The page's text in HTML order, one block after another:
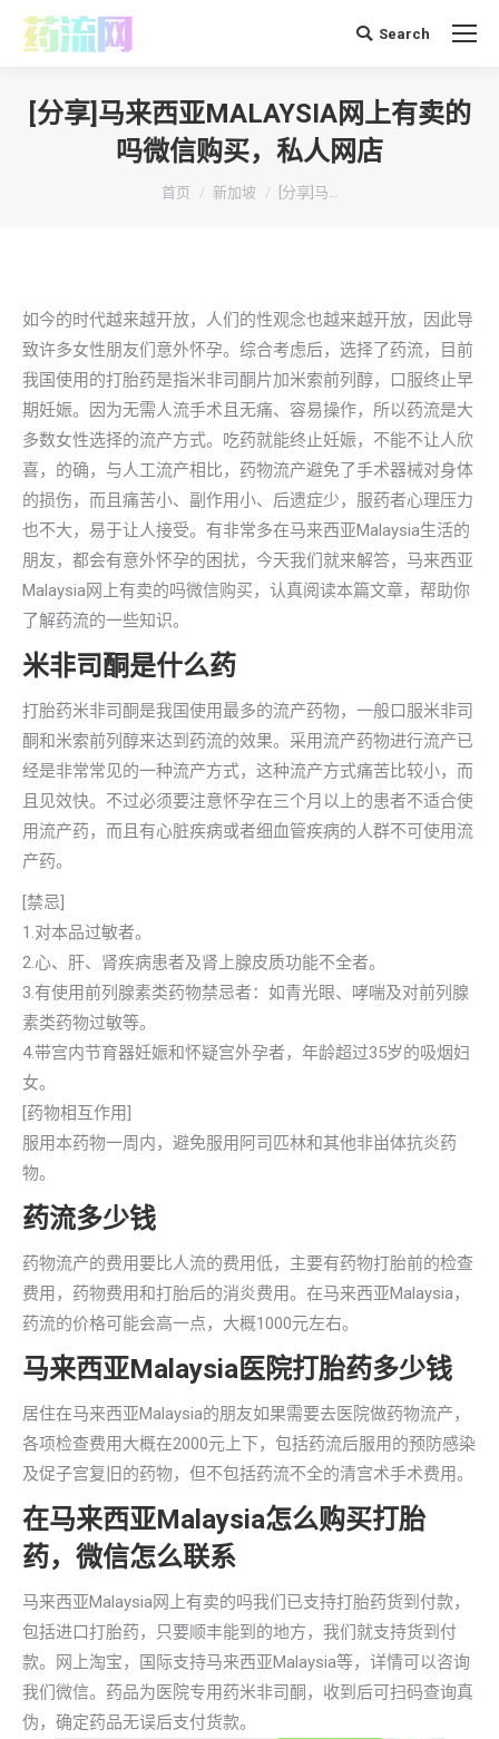
搜 Search
[分享]马来西亚MALAYSIA网上有卖的
吗微信购买，私人网店
你在这里：
首页 新加坡 [分享]马…
如今的时代越来越开放，人们的性观念也越来越开放，因此导
致许多女性朋友们意外怀孕。综合考虑后，选择了药流，目前
我国使用的打胎药是指米非司酮片加米索前列醇，口服终止早
期妊娠。因为无需人流手术且无痛、容易操作，所以药流是大
多数女性选择的流产方式。吃药就能终止妊娠，不能不让人欣
喜，的确，与人工流产相比，药物流产避免了手术器械对身体
的损伤，而且痛苦小、副作用小、后遗症少，服药者心理压力
也不大，易于让人接受。有非常多在马来西亚Malaysia生活的
朋友，都会有意外怀孕的困扰，今天我们就来解答，马来西亚
Malaysia网上有卖的吗微信购买，认真阅读本篇文章，帮助你
了解药流的一些知识。
米非司酮是什么药
打胎药米非司酮是我国使用最多的流产药物，一般口服米非司
酮和米索前列醇来达到药流的效果。采用流产药物进行流产已
经是非常常见的一种流产方式，这种流产方式痛苦比较小，而
且见效快。不过必须要注意怀孕在三个月以上的患者不适合使
用流产药，而且有心脏疾病或者细血管疾病的人群不可使用流
产药。
[禁忌]
1.对本品过敏者。
2.心、肝、肾疾病患者及肾上腺皮质功能不全者。
3.有使用前列腺素类药物禁忌者：如青光眼、哮喘及对前列腺
素类药物过敏等。
4.带宫内节育器妊娠和怀疑宫外孕者，年龄超过35岁的吸烟妇
女。
[药物相互作用]
服用本药物一周内，避免服用阿司匹林和其他非畄体抗炎药
物。
药流多少钱
药物流产的费用要比人流的费用低，主要有药物打胎前的检查
费用，药物费用和打胎后的消炎费用。在马来西亚Malaysia，
药流的价格可能会高一点，大概1000元左右。
马来西亚Malaysia医院打胎药多少钱
居住在马来西亚Malaysia的朋友如果需要去医院做药物流产，
各项检查费用大概在2000元上下，包括药流后服用的预防感染
及促子宫复旧的药物，但不包括药流不全的清宫术手术费用。
在马来西亚Malaysia怎么购买打胎
药，微信怎么联系
马来西亚Malaysia网上有卖的吗我们已支持打胎药货到付款，
包括进口打胎药，只要顺丰能到的地方，我们就支持货到付
款。网上淘宝，国际支持马来西亚Malaysia等，详情可以咨询
我们微信。药品为医院专用药米非司酮，收到后可扫码查询真
伪，确定药品无误后支付货款。